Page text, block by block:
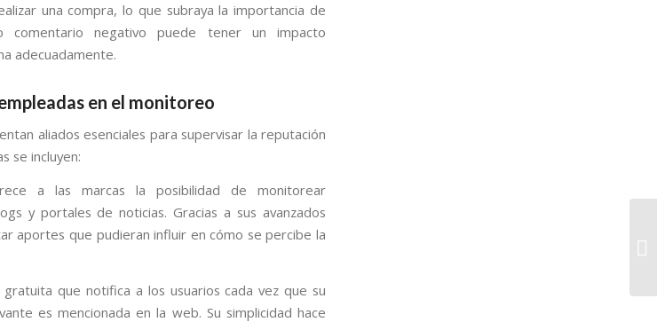
una compra, lo que subraya la importancia de
comentario negativo puede tener un impacto
adecuadamente.
en el monitoreo
aliados esenciales para supervisar la reputación
se incluyen:
a las marcas la posibilidad de monitorear
y portales de noticias. Gracias a sus avanzados
aportes que pudieran influir en cómo se percibe la
gratuita que notifica a los usuarios cada vez que su
es mencionada en la web. Su simplicidad hace